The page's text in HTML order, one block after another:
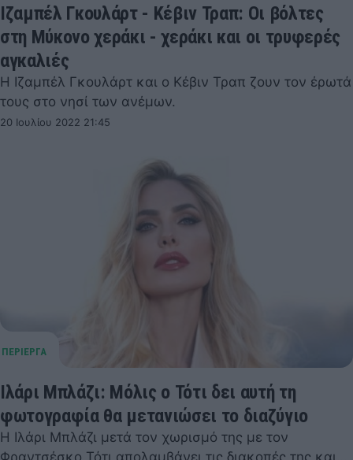
Ιζαμπέλ Γκουλάρτ - Κέβιν Τραπ: Οι βόλτες
στη Μύκονο χεράκι - χεράκι και οι τρυφερές
αγκαλιές
Η Ιζαμπέλ Γκουλάρτ και ο Κέβιν Τραπ ζουν τον έρωτά
τους στο νησί των ανέμων.
20 Ιουλίου 2022 21:45
Ιλάρι Μπλάζι: Μόλις ο Τότι δει αυτή τη
φωτογραφία θα μετανιώσει το διαζύγιο
Η Ιλάρι Μπλάζι μετά τον χωρισμό της με τον
Φραντσέσκο Τότι απολαμβάνει τις διακοπές της και…